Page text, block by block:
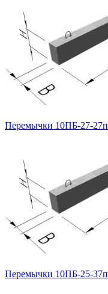
Перемычки 10ПБ-27-27п
Перемычки 10ПБ-25-37п